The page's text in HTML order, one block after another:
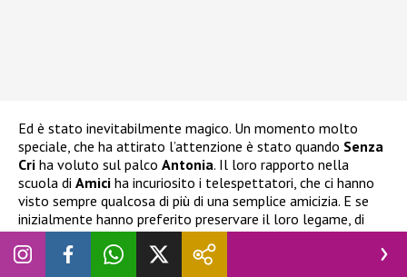
Ed è stato inevitabilmente magico. Un momento molto
speciale, che ha attirato l’attenzione è stato quando Senza
Cri ha voluto sul palco Antonia. Il loro rapporto nella
scuola di Amici ha incuriosito i telespettatori, che ci hanno
visto sempre qualcosa di più di una semplice amicizia. E se
inizialmente hanno preferito preservare il loro legame, di
recentela foto del bacio pubblicata in reteha tolto
qualsiasi dubbio, anche ai più scettici (semmai ce ne fosse il